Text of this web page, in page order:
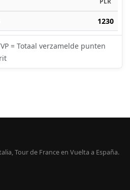
1230
= Totaal verzamelde punten
Tour de France en Vuelta a España.